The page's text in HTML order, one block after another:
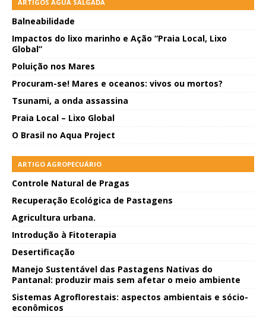
ARTIGOS ÁGUA SALGADA
Balneabilidade
Impactos do lixo marinho e Ação “Praia Local, Lixo
Global”
Poluição nos Mares
Procuram-se! Mares e oceanos: vivos ou mortos?
Tsunami, a onda assassina
Praia Local – Lixo Global
O Brasil no Aqua Project
ARTIGO AGROPECUÁRIO
Controle Natural de Pragas
Recuperação Ecológica de Pastagens
Agricultura urbana.
Introdução à Fitoterapia
Desertificação
Manejo Sustentável das Pastagens Nativas do
Pantanal: produzir mais sem afetar o meio ambiente
Sistemas Agroflorestais: aspectos ambientais e sócio-
econômicos